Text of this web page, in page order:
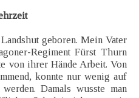
geboren. Mein Vater
Regiment Fürst Thurn
von ihrer Hände Arbeit. Von
konnte nur wenig auf
Damals wusste man